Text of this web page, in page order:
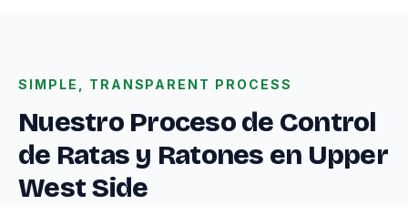
SIMPLE, TRANSPARENT PROCESS
Nuestro Proceso de Control
de Ratas y Ratones en Upper
West Side